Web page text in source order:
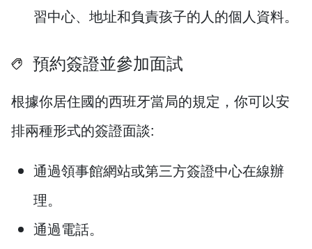
習中心、地址和負責孩子的人的個人資料。
預約簽證並參加面試
根據你居住國的西班牙當局的規定，你可以安
排兩種形式的簽證面談:
通過領事館網站或第三方簽證中心在線辦
理。
通過電話。